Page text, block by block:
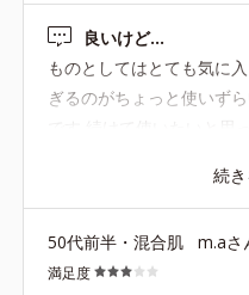
良いけど…
ものとしてはとても気に
ぎるのがちょっと使いず
です 続けて使いたいと思
続
50代前半・混合肌 m.aさ
満足度